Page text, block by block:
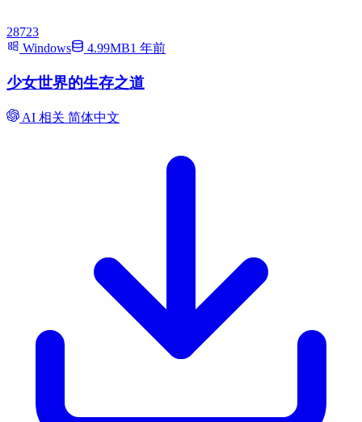
28723
Windows
4.99MB1 年前
少女世界的生存之道
AI 相关 简体中文